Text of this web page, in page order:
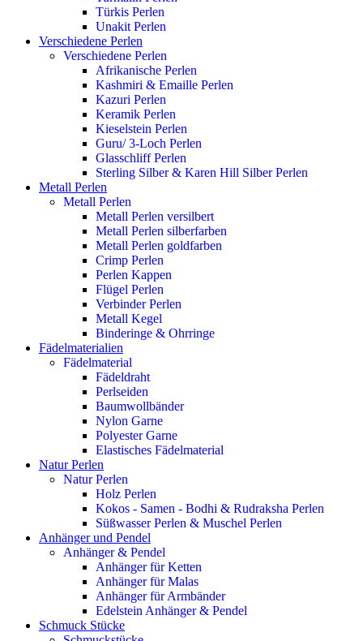
Türkis Perlen
Unakit Perlen
Verschiedene Perlen
Verschiedene Perlen
Afrikanische Perlen
Kashmiri & Emaille Perlen
Kazuri Perlen
Keramik Perlen
Kieselstein Perlen
Guru/ 3-Loch Perlen
Glasschliff Perlen
Sterling Silber & Karen Hill Silber Perlen
Metall Perlen
Metall Perlen
Metall Perlen versilbert
Metall Perlen silberfarben
Metall Perlen goldfarben
Crimp Perlen
Perlen Kappen
Flügel Perlen
Verbinder Perlen
Metall Kegel
Binderinge & Ohrringe
Fädelmaterialien
Fädelmaterial
Fädeldraht
Perlseiden
Baumwollbänder
Nylon Garne
Polyester Garne
Elastisches Fädelmaterial
Natur Perlen
Natur Perlen
Holz Perlen
Kokos - Samen - Bodhi & Rudraksha Perlen
Süßwasser Perlen & Muschel Perlen
Anhänger und Pendel
Anhänger & Pendel
Anhänger für Ketten
Anhänger für Malas
Anhänger für Armbänder
Edelstein Anhänger & Pendel
Schmuck Stücke